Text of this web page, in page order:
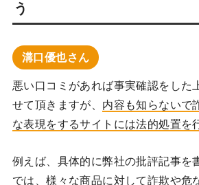
う
溝口優也さん
悪い口コミがあれば事実確認をした
せて頂きますが、 内容も知らないで
な表現をするサイトには法的処置を
例えば、具体的に弊社の批評記事を
では、様々な商品に対して詐欺や危